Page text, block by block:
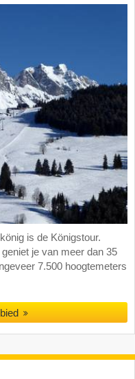
is de Königstour.
je van meer dan 35
7.500 hoogtemeters